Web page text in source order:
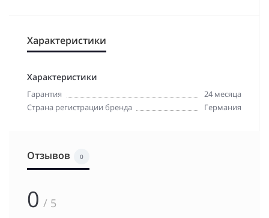
Характеристики
Характеристики
Гарантия
24 месяца
Страна регистрации бренда
Германия
Отзывов 0
0 / 5